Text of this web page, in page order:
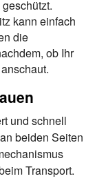
kann einfach
die
ob Ihr
und schnell
beiden Seiten
Transport.